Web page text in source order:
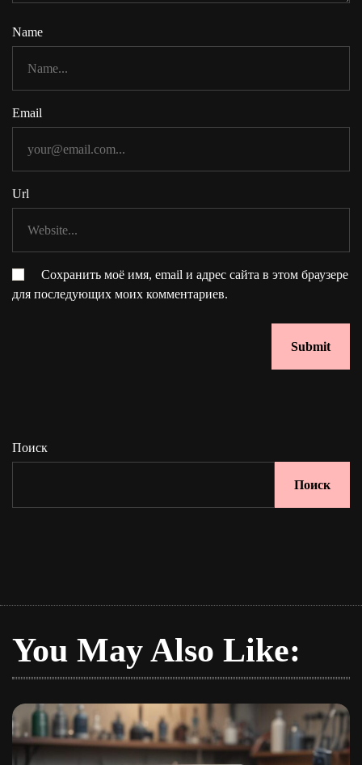
Name
Email
Url
Сохранить моё имя, email и адрес сайта в этом браузере
для последующих моих комментариев.
Поиск
Поиск
You May Also Like: